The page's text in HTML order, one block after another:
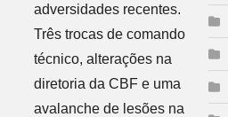
adversidades recentes.
Três trocas de comando
técnico, alterações na
diretoria da CBF e uma
avalanche de lesões na